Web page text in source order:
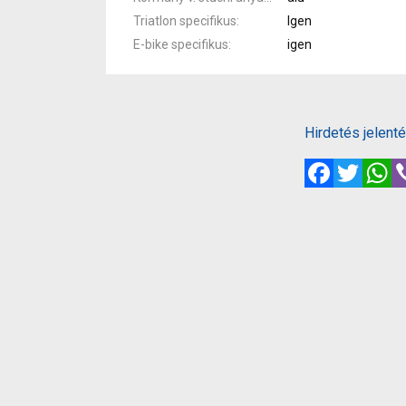
Triatlon specifikus
Igen
E-bike specifikus
igen
Hirdetés
FacebookTwitter